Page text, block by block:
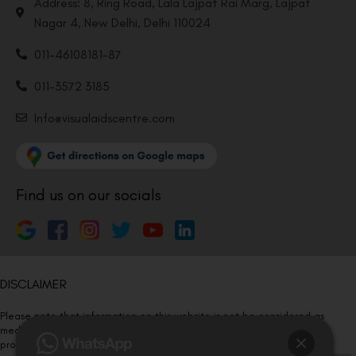
Nagar 4, New Delhi, Delhi 110024
011-46108181-87
011-3572 3185
Info@visualaidscentre.com
Find us on our socials
DISCLAIMER
Please note that information on this website is not be considered as
medical advice. Kindly consult our specialists to determine which
procedure/treatment is best suited for your eyes.